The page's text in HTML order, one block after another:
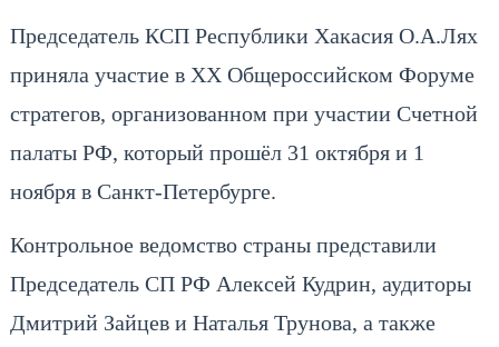
Председатель КСП Республики Хакасия О.А.Лях
приняла участие в XX Общероссийском Форуме
стратегов, организованном при участии Счетной
палаты РФ, который прошёл 31 октября и 1
ноября в Санкт-Петербурге.
Контрольное ведомство страны представили
Председатель СП РФ Алексей Кудрин, аудиторы
Дмитрий Зайцев и Наталья Трунова, а также